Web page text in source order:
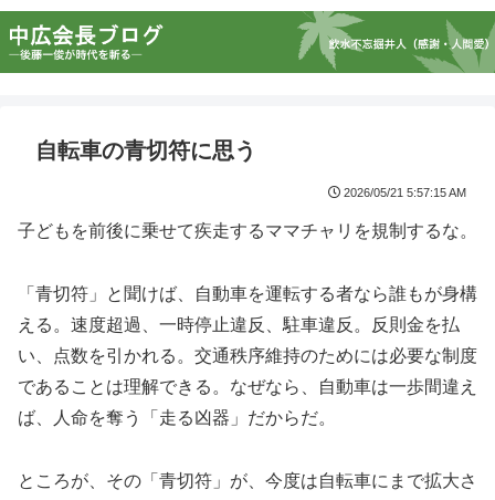
自転車の青切符に思う
2026/05/21 5:57:15 AM
子どもを前後に乗せて疾走するママチャリを規制するな。
「青切符」と聞けば、自動車を運転する者なら誰もが身構
える。速度超過、一時停止違反、駐車違反。反則金を払
い、点数を引かれる。交通秩序維持のためには必要な制度
であることは理解できる。なぜなら、自動車は一歩間違え
ば、人命を奪う「走る凶器」だからだ。
ところが、その「青切符」が、今度は自転車にまで拡大さ